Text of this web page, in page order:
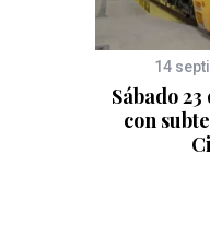
14
Sábado
con